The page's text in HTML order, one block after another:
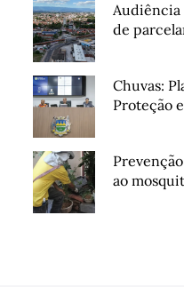
Audiência
de
Chuvas:
Proteção
ao